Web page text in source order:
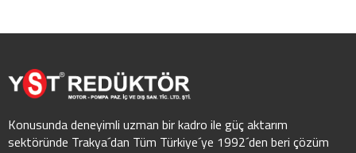
Konusunda deneyimli uzman bir kadro ile güç aktarım
sektöründe Trakya´dan Tüm Türkiye´ye 1992´den beri çözüm